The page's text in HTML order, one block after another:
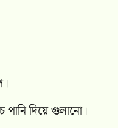
পানি দিয়ে গুলানো।